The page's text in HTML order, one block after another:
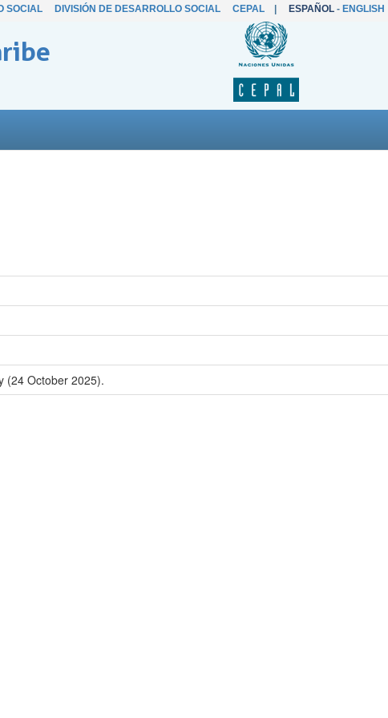
SOCIAL DIVISIÓN DE DESARROLLO SOCIAL CEPAL| ESPAÑOL- ENGLISH
(24 October 2025).